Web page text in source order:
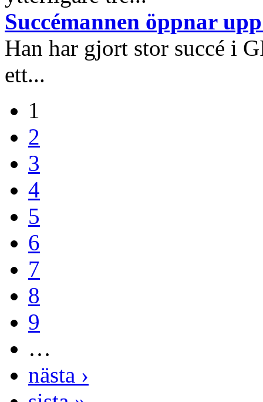
Succémannen öppnar
Han har gjort stor succé i
ett...
1
2
3
4
5
6
7
8
9
…
nästa ›